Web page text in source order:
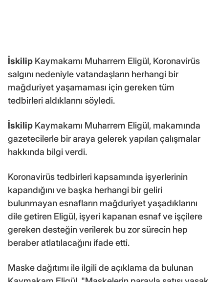
İskilip Kaymakamı Muharrem Eligül, Koronavirüs
salgını nedeniyle vatandaşların herhangi bir
mağduriyet yaşamaması için gereken tüm
tedbirleri aldıklarını söyledi.
İskilip Kaymakamı Muharrem Eligül, makamında
gazetecilerle bir araya gelerek yapılan çalışmalar
hakkında bilgi verdi.
Koronavirüs tedbirleri kapsamında işyerlerinin
kapandığını ve başka herhangi bir geliri
bulunmayan esnafların mağduriyet yaşadıklarını
dile getiren Eligül, işyeri kapanan esnaf ve işçilere
gereken desteğin verilerek bu zor sürecin hep
beraber atlatılacağını ifade etti.
Maske dağıtımı ile ilgili de açıklama da bulunan